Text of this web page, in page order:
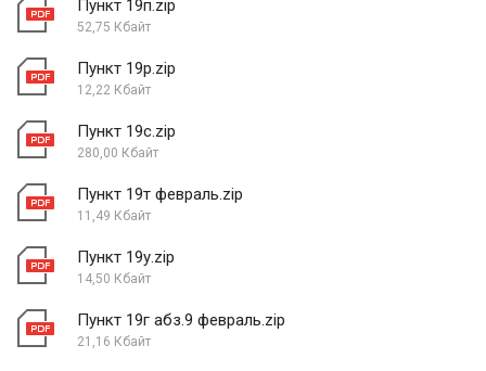
Пункт 19п.zip
52,75 Кбайт
Пункт 19р.zip
12,22 Кбайт
Пункт 19с.zip
280,00 Кбайт
Пункт 19т февраль.zip
11,49 Кбайт
Пункт 19у.zip
14,50 Кбайт
Пункт 19г абз.9 февраль.zip
21,16 Кбайт